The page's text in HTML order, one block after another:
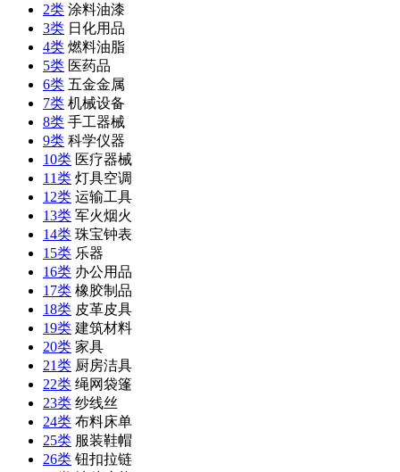
2类 涂料油漆
3类 日化用品
4类 燃料油脂
5类 医药品
6类 五金金属
7类 机械设备
8类 手工器械
9类 科学仪器
10类 医疗器械
11类 灯具空调
12类 运输工具
13类 军火烟火
14类 珠宝钟表
15类 乐器
16类 办公用品
17类 橡胶制品
18类 皮革皮具
19类 建筑材料
20类 家具
21类 厨房洁具
22类 绳网袋篷
23类 纱线丝
24类 布料床单
25类 服装鞋帽
26类 钮扣拉链